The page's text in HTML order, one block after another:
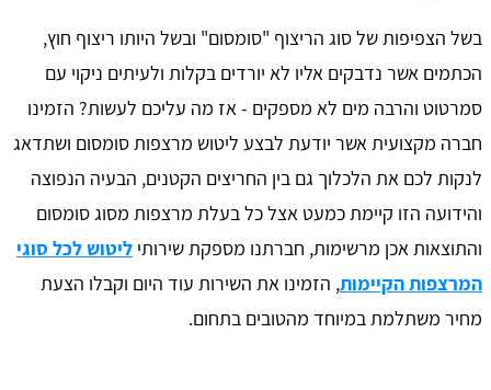
בשל הצפיפות של סוג הריצוף "סומסום" ובשל היותו ריצוף חוץ,
הכתמים אשר נדבקים אליו לא יורדים בקלות ולעיתים ניקוי עם
סמרטוט והרבה מים לא מספקים - אז מה עליכם לעשות? הזמינו
חברה מקצועית אשר יודעת לבצע ליטוש מרצפות סומסום ושתדאג
לנקות לכם את הלכלוך גם בין החריצים הקטנים, הבעיה הנפוצה
והידועה הזו קיימת כמעט אצל כל בעלת מרצפות מסוג סומסום
והתוצאות אכן מרשימות, חברתנו מספקת שירותי ליטוש לכל סוגי
המרצפות הקיימות, הזמינו את השירות עוד היום וקבלו הצעת
מחיר משתלמת במיוחד מהטובים בתחום.